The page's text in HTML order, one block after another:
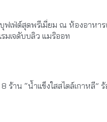
ฟเฟ่ต์สุดพรีเมี่ยม ณ ห้องอาหา
รมเจดับบลิว แมริออท
8 ร้าน “น้ำแข็งใสสไตล์เกาหลี”